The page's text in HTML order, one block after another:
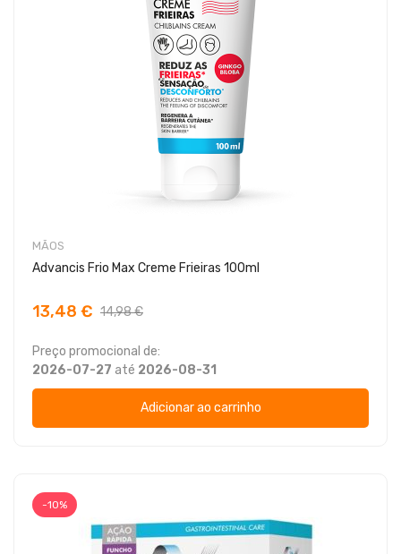
MÃOS
Advancis Frio Max Creme Frieiras 100ml
13,48 € 14,98 €
Preço promocional de:
2026-07-27 até 2026-08-31
Adicionar ao carrinho
-10%